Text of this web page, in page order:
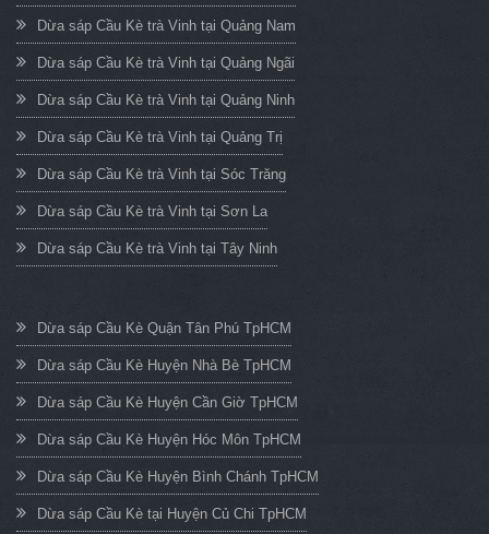
Dừa sáp Cầu Kè trà Vinh tại Quảng Nam
Dừa sáp Cầu Kè trà Vinh tại Quảng Ngãi
Dừa sáp Cầu Kè trà Vinh tại Quảng Ninh
Dừa sáp Cầu Kè trà Vinh tại Quảng Trị
Dừa sáp Cầu Kè trà Vinh tại Sóc Trăng
Dừa sáp Cầu Kè trà Vinh tại Sơn La
Dừa sáp Cầu Kè trà Vinh tại Tây Ninh
Dừa sáp Cầu Kè Quận Tân Phú TpHCM
Dừa sáp Cầu Kè Huyện Nhà Bè TpHCM
Dừa sáp Cầu Kè Huyện Cần Giờ TpHCM
Dừa sáp Cầu Kè Huyện Hóc Môn TpHCM
Dừa sáp Cầu Kè Huyện Bình Chánh TpHCM
Dừa sáp Cầu Kè tại Huyện Củ Chi TpHCM